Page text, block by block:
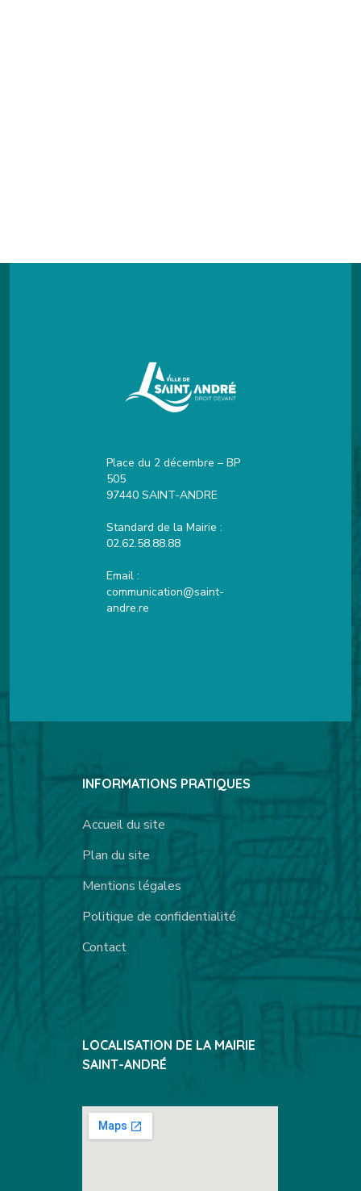
Place du 2 décembre – BP
505
97440 SAINT-ANDRE
Standard de la Mairie :
02.62.58.88.88
Email :
communication@saint-
andre.re
INFORMATIONS PRATIQUES
Accueil du site
Plan du site
Mentions légales
Politique de confidentialité
Contact
LOCALISATION DE LA MAIRIE
SAINT-ANDRÉ